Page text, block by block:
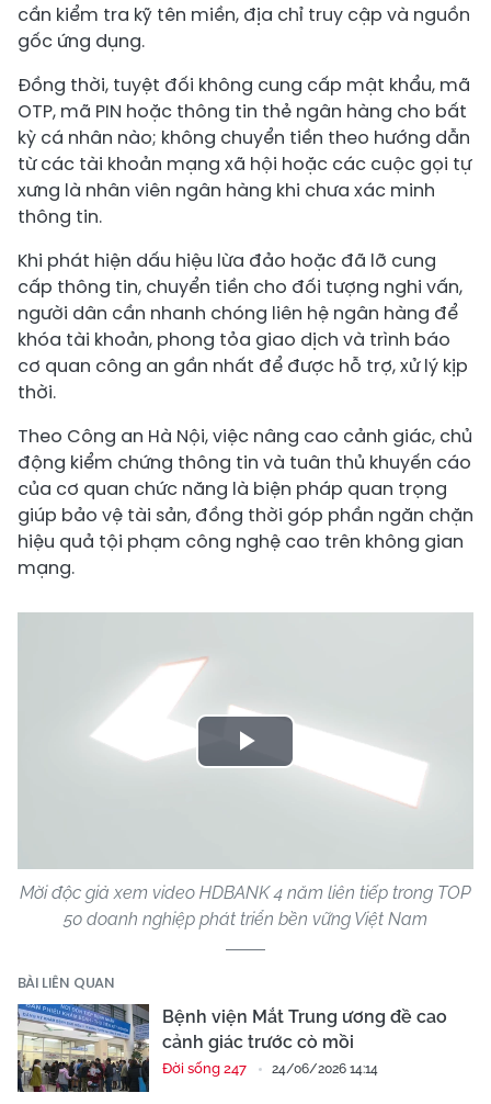
cần kiểm tra kỹ tên miền, địa chỉ truy cập và nguồn
gốc ứng dụng.
Đồng thời, tuyệt đối không cung cấp mật khẩu, mã
OTP, mã PIN hoặc thông tin thẻ ngân hàng cho bất
kỳ cá nhân nào; không chuyển tiền theo hướng dẫn
từ các tài khoản mạng xã hội hoặc các cuộc gọi tự
xưng là nhân viên ngân hàng khi chưa xác minh
thông tin.
Khi phát hiện dấu hiệu lừa đảo hoặc đã lỡ cung
cấp thông tin, chuyển tiền cho đối tượng nghi vấn,
người dân cần nhanh chóng liên hệ ngân hàng để
khóa tài khoản, phong tỏa giao dịch và trình báo
cơ quan công an gần nhất để được hỗ trợ, xử lý kịp
thời.
Theo Công an Hà Nội, việc nâng cao cảnh giác, chủ
động kiểm chứng thông tin và tuân thủ khuyến cáo
của cơ quan chức năng là biện pháp quan trọng
giúp bảo vệ tài sản, đồng thời góp phần ngăn chặn
hiệu quả tội phạm công nghệ cao trên không gian
mạng.
Play
Mời độc giả xem video HDBANK 4 năm liên tiếp trong TOP
50 doanh nghiệp phát triển bền vững Việt Nam
BÀI LIÊN QUAN
Bệnh viện Mắt Trung ương đề cao
cảnh giác trước cò mồi
Đời sống 247 24/06/2026 14:14